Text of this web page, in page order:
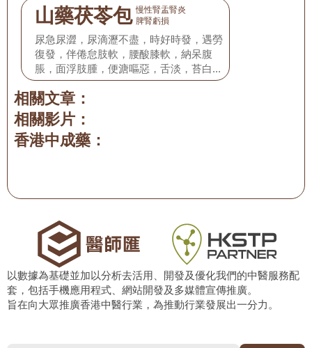
山藥茯苓包 慢性腎盂腎炎
脾腎虧損
尿急尿澀，尿滴瀝不盡，時好時發，遇勞
復發，伴倦怠肢軟，腰酸膝軟，納呆腹
脹，面浮肢腫，便溏嘔惡，舌淡，苔白，
脈沉弱或滑。
相關文章：
相關影片：
香港中成藥：
以數據為基礎並加以分析去活用、開發及優化我們的中醫服務配
套，包括手機應用程式、網站開發及多媒體宣傳推廣。
旨在向大眾推廣香港中醫行業，為推動行業發展出一分力。